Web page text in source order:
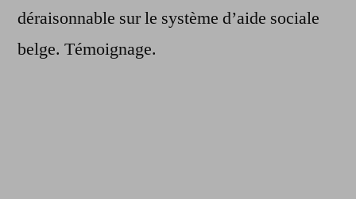
déraisonnable sur le système d’aide sociale
belge. Témoignage.